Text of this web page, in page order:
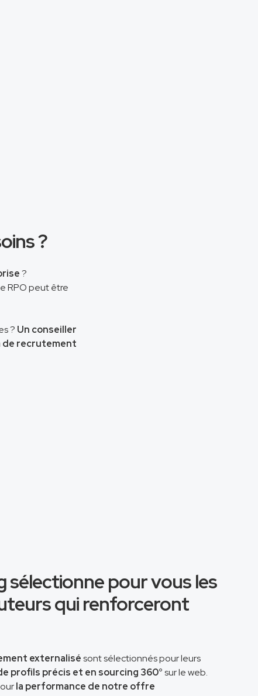
?
?
RPO peut être
? Un conseiller
de recrutement
sélectionne pour vous les
qui renforceront
externalisésont sélectionnés pour leurs
profils précis et en sourcing 360°sur le web.
la performance de notre offre